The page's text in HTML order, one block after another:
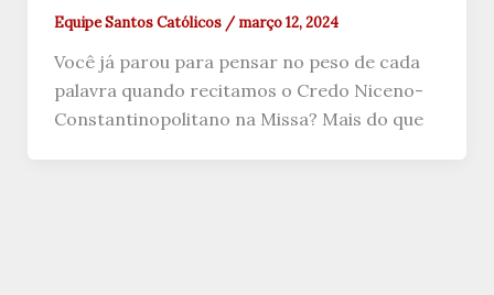
Equipe Santos Católicos / março 12, 2024
Você já parou para pensar no peso de cada
palavra quando recitamos o Credo Niceno-
Constantinopolitano na Missa? Mais do que